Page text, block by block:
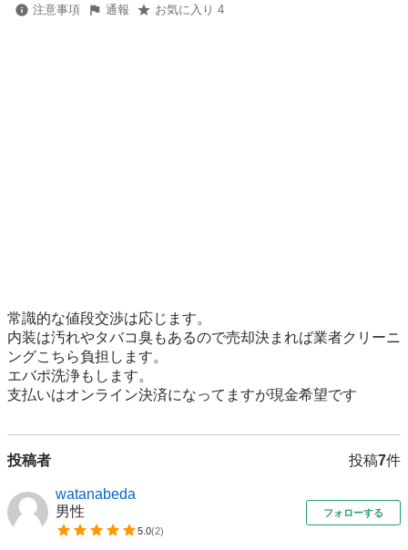
注意事項 通報 お気に入り 4
常識的な値段交渉は応じます。
内装は汚れやタバコ臭もあるので売却決まれば業者クリーニ
ングこちら負担します。
エバポ洗浄もします。
支払いはオンライン決済になってますが現金希望です
投稿者 投稿7件
watanabeda
男性
5.0(2)
フォローする